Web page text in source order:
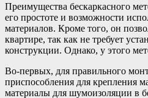
Преимущества бескаркасного
его простоте и возможности
материалов. Кроме того, он
квартире, так как не требует
конструкции. Однако, у этого
Во-первых, для правильного
приспособления для крепления
материалы для шумоизоляции в